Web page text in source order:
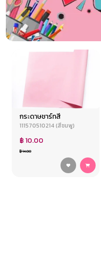
กระดาษชาร์ทสี
111570510214 (สีชมพู)
฿ 10.00
฿ 14.00